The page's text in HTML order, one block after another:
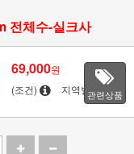
전체수-실크사
69,000원
(조건) 지역별관련상품